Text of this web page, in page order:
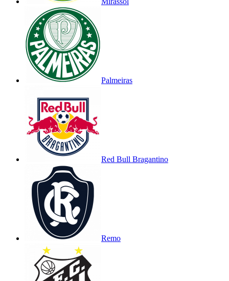
Palmeiras
Red Bull Bragantino
Remo